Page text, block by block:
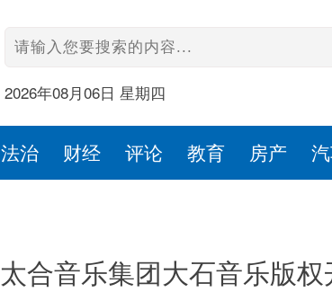
2026年08月06日 星期四
法治 财经 评论 教育 房产
太合音乐集团大石音乐版